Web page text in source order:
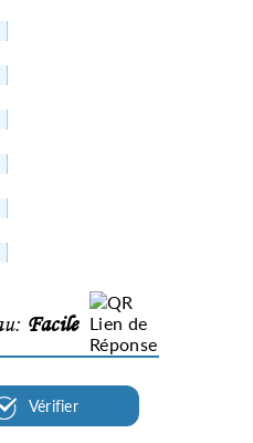
Facile
Vérifier